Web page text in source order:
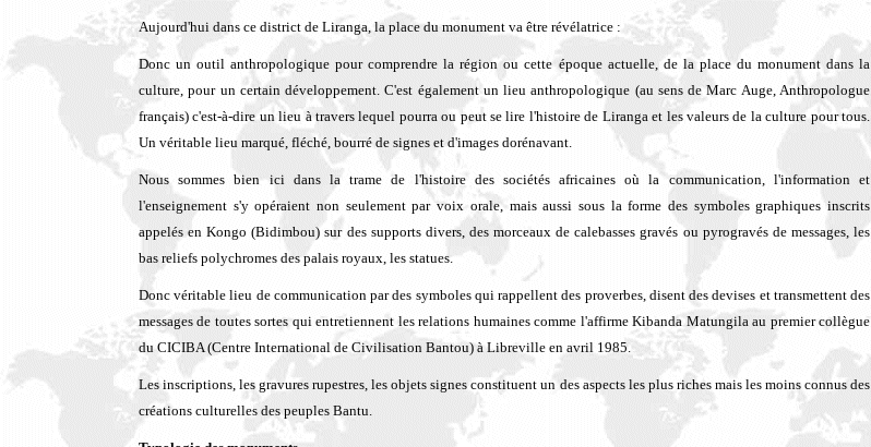
Aujourd'hui dans ce district de Liranga, la place du monument va être révélatrice :
Donc un outil anthropologique pour comprendre la région ou cette époque actuelle, de la place du monument dans la
culture, pour un certain développement. C'est également un lieu anthropologique (au sens de Marc Auge, Anthropologue
français) c'est-à-dire un lieu à travers lequel pourra ou peut se lire l'histoire de Liranga et les valeurs de la culture pour tous.
Un véritable lieu marqué, fléché, bourré de signes et d'images dorénavant.
Nous sommes bien ici dans la trame de l'histoire des sociétés africaines où la communication, l'information et
l'enseignement s'y opéraient non seulement par voix orale, mais aussi sous la forme des symboles graphiques inscrits
appelés en Kongo (Bidimbou) sur des supports divers, des morceaux de calebasses gravés ou pyrogravés de messages, les
bas reliefs polychromes des palais royaux, les statues.
Donc véritable lieu de communication par des symboles qui rappellent des proverbes, disent des devises et transmettent des
messages de toutes sortes qui entretiennent les relations humaines comme l'affirme Kibanda Matungila au premier collègue
du CICIBA (Centre International de Civilisation Bantou) à Libreville en avril 1985.
Les inscriptions, les gravures rupestres, les objets signes constituent un des aspects les plus riches mais les moins connus des
créations culturelles des peuples Bantu.